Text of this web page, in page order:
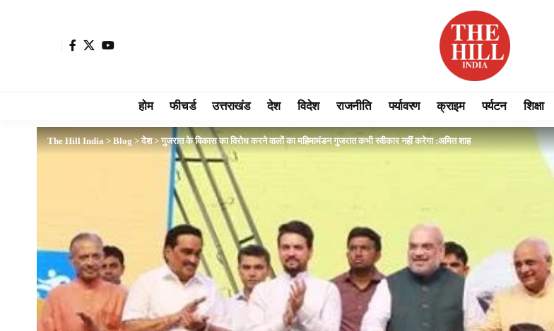
होम फीचर्ड उत्तराखंड देश विदेश राजनीति पर्यावरण क्राइम पर्यटन शिक्षा
The Hill India>Blog>देश>गुजरात के विकास का विरोध करने वालों का महिमामंडन गुजरात कभी स्वीकार नहीं करेगा :अमित शाह